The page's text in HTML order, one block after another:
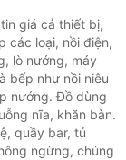
giá cả thiết bị,
các loại, nồi điện,
lò nướng, máy
bếp như nồi niêu
nướng. Đồ dùng
nĩa, khăn bàn.
quầy bar, tủ
ngừng, chúng